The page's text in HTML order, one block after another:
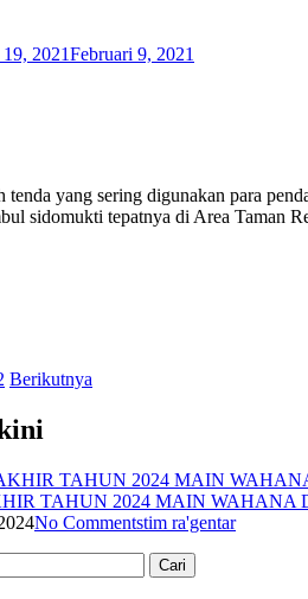
2021Februari 9, 2021
tenda yang sering digunakan para
sidomukti tepatnya di Area Taman
Berikutnya
TAHUN 2024 MAIN WAHANA
No Commentstim ra'gentar